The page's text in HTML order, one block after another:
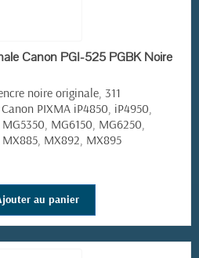
EN STOCKCanon PGI-525 PGBK Noire
noire originale, 311
PIXMA iP4850, iP4950,
MG6150, MG6250,
MX892, MX895
au panier